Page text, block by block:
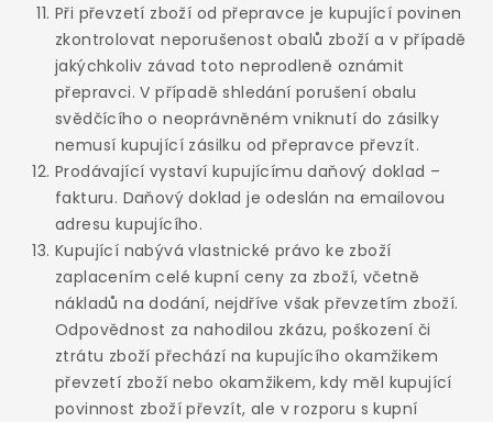
Při převzetí zboží od přepravce je kupující povinen
zkontrolovat neporušenost obalů zboží a v případě
jakýchkoliv závad toto neprodleně oznámit
přepravci. V případě shledání porušení obalu
svědčícího o neoprávněném vniknutí do zásilky
nemusí kupující zásilku od přepravce převzít.
Prodávající vystaví kupujícímu daňový doklad –
fakturu. Daňový doklad je odeslán na emailovou
adresu kupujícího.
Kupující nabývá vlastnické právo ke zboží
zaplacením celé kupní ceny za zboží, včetně
nákladů na dodání, nejdříve však převzetím zboží.
Odpovědnost za nahodilou zkázu, poškození či
ztrátu zboží přechází na kupujícího okamžikem
převzetí zboží nebo okamžikem, kdy měl kupující
povinnost zboží převzít, ale v rozporu s kupní